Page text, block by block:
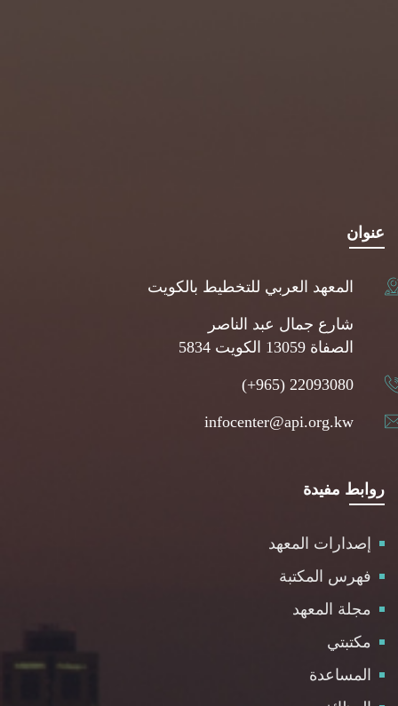
عنوان
المعهد العربي للتخطيط بالكويت
شارع جمال عبد الناصر
5834 الصفاة 13059 الكويت
(+965) 22093080
infocenter@api.org.kw
روابط مفيدة
إصدارات المعهد
فهرس المكتبة
مجلة المعهد
مكتبتي
المساعدة